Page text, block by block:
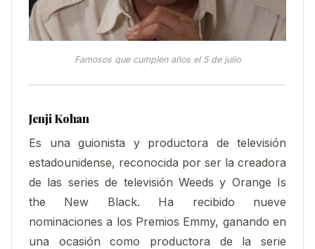
Famosos que cumplen años el 5 de julio
Jenji Kohan
Es una guionista y productora de televisión
estadounidense, reconocida por ser la creadora
de las series de televisión Weeds y Orange Is
the New Black.​​ Ha recibido nueve
nominaciones a los Premios Emmy, ganando en
una ocasión como productora de la serie